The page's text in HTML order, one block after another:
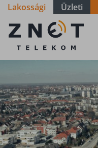
Lakossági Üzleti
Szolgáltatási
terület -
Győr-Moson-
Kimle-
Novákpuszta